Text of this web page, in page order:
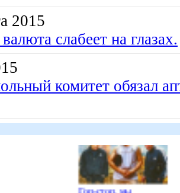
2015
слабеет на глазах.
комитет обязал
Гоп-стоп, мы